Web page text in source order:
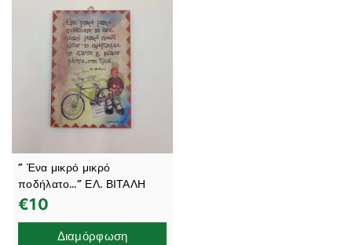
” Ένα μικρό μικρό
ποδήλατο…” ΕΛ. ΒΙΤΑΛΗ
€10
Διαμόρφωση